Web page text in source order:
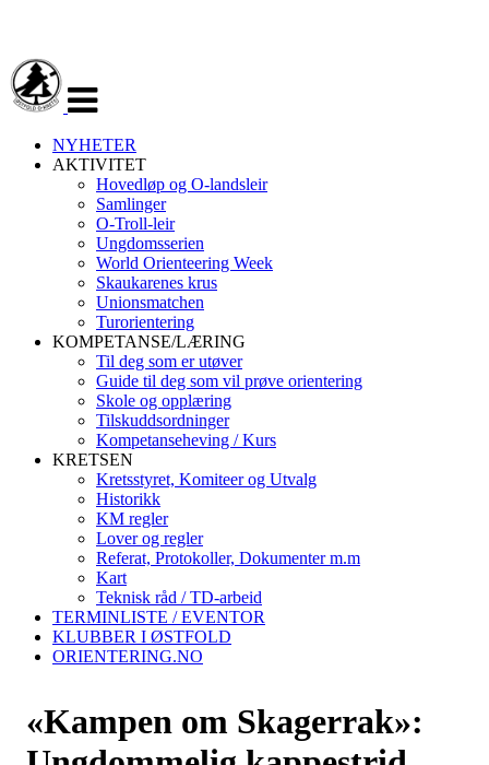
navigasjon
NYHETER
AKTIVITET
Hovedløp og O-landsleir
Samlinger
O-Troll-leir
Ungdomsserien
World Orienteering Week
Skaukarenes krus
Unionsmatchen
Turorientering
KOMPETANSE/LÆRING
Til deg som er utøver
Guide til deg som vil prøve orientering
Skole og opplæring
Tilskuddsordninger
Kompetanseheving / Kurs
KRETSEN
Kretsstyret, Komiteer og Utvalg
Historikk
KM regler
Lover og regler
Referat, Protokoller, Dokumenter m.m
Kart
Teknisk råd / TD-arbeid
TERMINLISTE / EVENTOR
KLUBBER I ØSTFOLD
ORIENTERING.NO
«Kampen om Skagerrak»: